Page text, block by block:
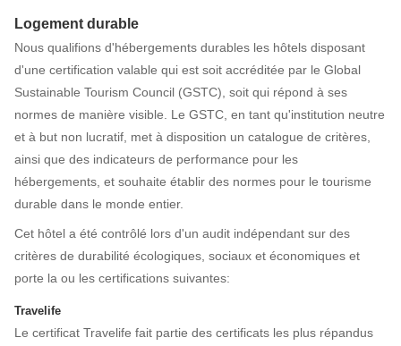
Logement durable
Nous qualifions d'hébergements durables les hôtels disposant
d'une certification valable qui est soit accréditée par le Global
Sustainable Tourism Council (GSTC), soit qui répond à ses
normes de manière visible. Le GSTC, en tant qu'institution neutre
et à but non lucratif, met à disposition un catalogue de critères,
ainsi que des indicateurs de performance pour les
hébergements, et souhaite établir des normes pour le tourisme
durable dans le monde entier.
Cet hôtel a été contrôlé lors d'un audit indépendant sur des
critères de durabilité écologiques, sociaux et économiques et
porte la ou les certifications suivantes:
Travelife
Le certificat Travelife fait partie des certificats les plus répandus